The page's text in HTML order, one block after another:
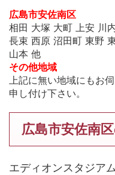
広島市安佐南区
相田 大塚 大町 上安 川
長束 西原 沼田町 東野
山本 他
その他地域
上記に無い地域にもお
申し付け下さい。
広島市安佐南
エディオンスタジア